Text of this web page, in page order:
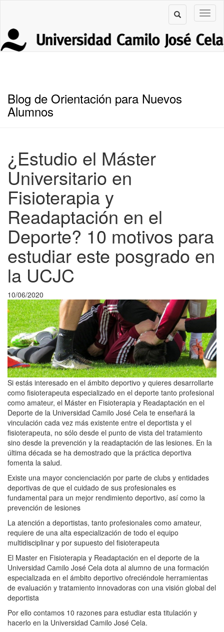
Blog de Orientación para Nuevos
Alumnos
¿Estudio el Máster
Universitario en
Fisioterapia y
Readaptación en el
Deporte? 10 motivos para
estudiar este posgrado en
la UCJC
10/06/2020
Si estás interesado en el ámbito deportivo y quieres desarrollarte
como fisioterapeuta especializado en el deporte tanto profesional
como amateur, el Máster en Fisioterapia y Readaptación en el
Deporte de la Universidad Camilo José Cela te enseñará la
vinculación cada vez más existente entre el deportista y el
fisioterapeuta, no sólo desde el punto de vista del tratamiento
sino desde la prevención y la readaptación de las lesiones. En la
última década se ha demostrado que la práctica deportiva
fomenta la salud.
Existe una mayor concienciación por parte de clubs y entidades
deportivas de que el cuidado de sus profesionales es
fundamental para un mejor rendimiento deportivo, así como la
prevención de lesiones
La atención a deportistas, tanto profesionales como amateur,
requiere de una alta especialización de todo el equipo
multidisciplinar y por supuesto del fisioterapeuta
El Master en Fisioterapia y Readaptación en el deporte de la
Universidad Camilo José Cela dota al alumno de una formación
especializada en el ámbito deportivo ofreciéndole herramientas
de evaluación y tratamiento innovadoras con una visión global del
deportista
Por ello contamos 10 razones para estudiar esta titulación y
hacerlo en la Universidad Camilo José Cela.